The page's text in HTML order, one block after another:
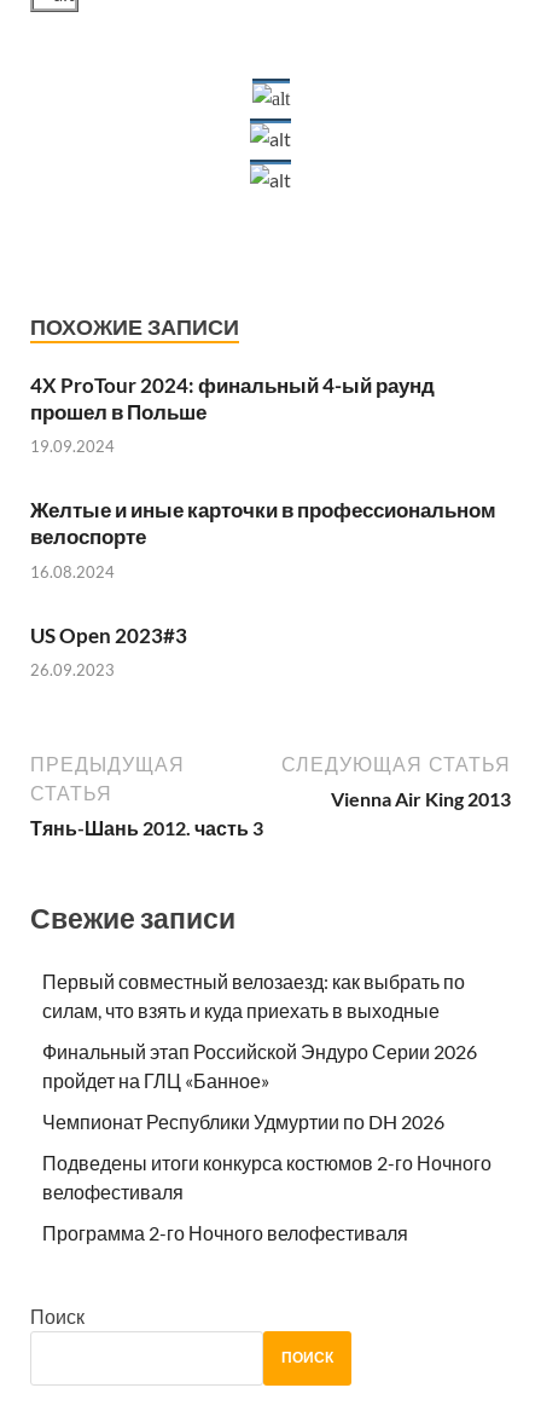
ПОХОЖИЕ ЗАПИСИ
4X ProTour 2024: финальный 4-ый раунд
прошел в Польше
19.09.2024
Желтые и иные карточки в профессиональном
велоспорте
16.08.2024
US Open 2023#3
26.09.2023
ПРЕДЫДУЩАЯ
СТАТЬЯ
Тянь-Шань 2012. часть 3
СЛЕДУЮЩАЯ СТАТЬЯ
Vienna Air King 2013
Свежие записи
Первый совместный велозаезд: как выбрать по
силам, что взять и куда приехать в выходные
Финальный этап Российской Эндуро Серии 2026
пройдет на ГЛЦ «Банное»
Чемпионат Республики Удмуртии по DH 2026
Подведены итоги конкурса костюмов 2-го Ночного
велофестиваля
Программа 2-го Ночного велофестиваля
Поиск
ПОИСК